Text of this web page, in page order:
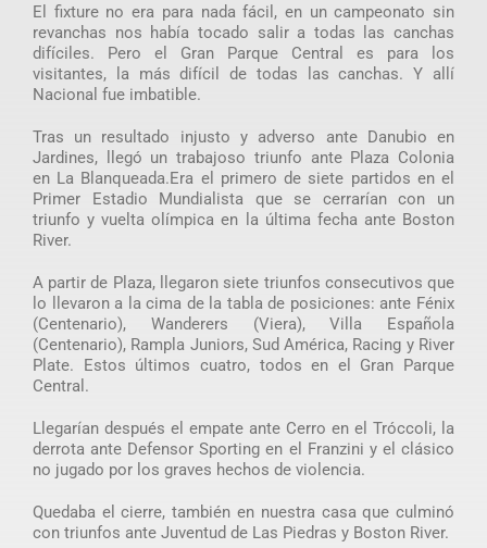
El fixture no era para nada fácil, en un campeonato sin
revanchas nos había tocado salir a todas las canchas
difíciles. Pero el Gran Parque Central es para los
visitantes, la más difícil de todas las canchas. Y allí
Nacional fue imbatible.
Tras un resultado injusto y adverso ante Danubio en
Jardines, llegó un trabajoso triunfo ante Plaza Colonia
en La Blanqueada.Era el primero de siete partidos en el
Primer Estadio Mundialista que se cerrarían con un
triunfo y vuelta olímpica en la última fecha ante Boston
River.
A partir de Plaza, llegaron siete triunfos consecutivos que
lo llevaron a la cima de la tabla de posiciones: ante Fénix
(Centenario), Wanderers (Viera), Villa Española
(Centenario), Rampla Juniors, Sud América, Racing y River
Plate. Estos últimos cuatro, todos en el Gran Parque
Central.
Llegarían después el empate ante Cerro en el Tróccoli, la
derrota ante Defensor Sporting en el Franzini y el clásico
no jugado por los graves hechos de violencia.
Quedaba el cierre, también en nuestra casa que culminó
con triunfos ante Juventud de Las Piedras y Boston River.